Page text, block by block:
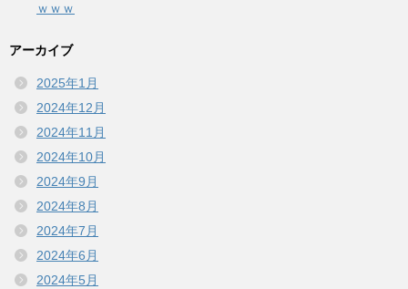
ｗｗｗ
アーカイブ
2025年1月
2024年12月
2024年11月
2024年10月
2024年9月
2024年8月
2024年7月
2024年6月
2024年5月